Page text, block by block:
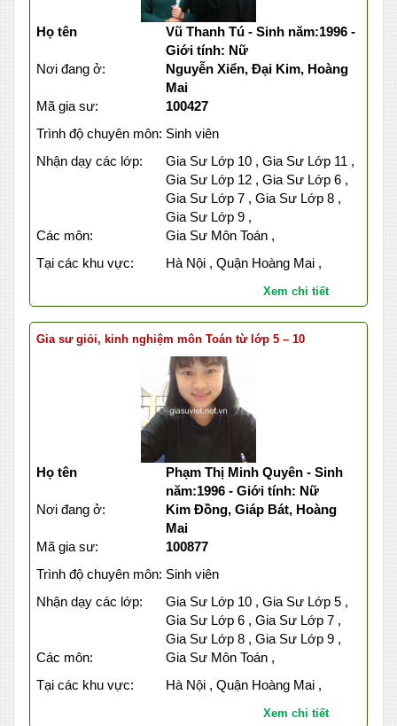
Họ tên
Vũ Thanh Tú - Sinh năm:1996 -
Giới tính: Nữ
Nơi đang ở:
Nguyễn Xiển, Đại Kim, Hoàng
Mai
Mã gia sư:
100427
Trình độ chuyên môn: Sinh viên
Nhận dạy các lớp:
Gia Sư Lớp 10 , Gia Sư Lớp 11 ,
Gia Sư Lớp 12 , Gia Sư Lớp 6 ,
Gia Sư Lớp 7 , Gia Sư Lớp 8 ,
Gia Sư Lớp 9 ,
Các môn:
Gia Sư Môn Toán ,
Tại các khu vực:
Hà Nội , Quận Hoàng Mai ,
Xem chi tiết
Gia sư giỏi, kinh nghiệm môn Toán từ lớp 5 – 10
Họ tên
Phạm Thị Minh Quyên - Sinh
năm:1996 - Giới tính: Nữ
Nơi đang ở:
Kim Đồng, Giáp Bát, Hoàng
Mai
Mã gia sư:
100877
Trình độ chuyên môn: Sinh viên
Nhận dạy các lớp:
Gia Sư Lớp 10 , Gia Sư Lớp 5 ,
Gia Sư Lớp 6 , Gia Sư Lớp 7 ,
Gia Sư Lớp 8 , Gia Sư Lớp 9 ,
Các môn:
Gia Sư Môn Toán ,
Tại các khu vực:
Hà Nội , Quận Hoàng Mai ,
Xem chi tiết